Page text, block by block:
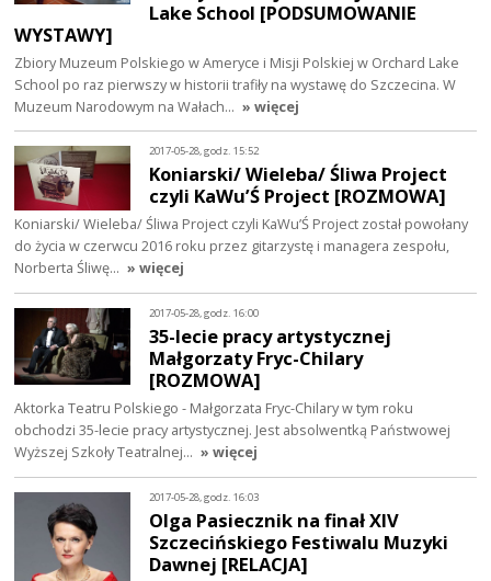
Lake School [PODSUMOWANIE
WYSTAWY]
Zbiory Muzeum Polskiego w Ameryce i Misji Polskiej w Orchard Lake
School po raz pierwszy w historii trafiły na wystawę do Szczecina. W
Muzeum Narodowym na Wałach… » więcej
2017-05-28, godz. 15:52
Koniarski/ Wieleba/ Śliwa Project
czyli KaWu’Ś Project [ROZMOWA]
Koniarski/ Wieleba/ Śliwa Project czyli KaWu’Ś Project został powołany
do życia w czerwcu 2016 roku przez gitarzystę i managera zespołu,
Norberta Śliwę… » więcej
2017-05-28, godz. 16:00
35-lecie pracy artystycznej
Małgorzaty Fryc-Chilary
[ROZMOWA]
Aktorka Teatru Polskiego - Małgorzata Fryc-Chilary w tym roku
obchodzi 35-lecie pracy artystycznej. Jest absolwentką Państwowej
Wyższej Szkoły Teatralnej… » więcej
2017-05-28, godz. 16:03
Olga Pasiecznik na finał XIV
Szczecińskiego Festiwalu Muzyki
Dawnej [RELACJA]